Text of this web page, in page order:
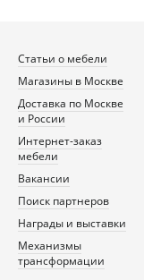
Статьи о мебели
Магазины в Москве
Доставка по Москве
и России
Интернет-заказ
мебели
Вакансии
Поиск партнеров
Награды и выставки
Механизмы
трансформации